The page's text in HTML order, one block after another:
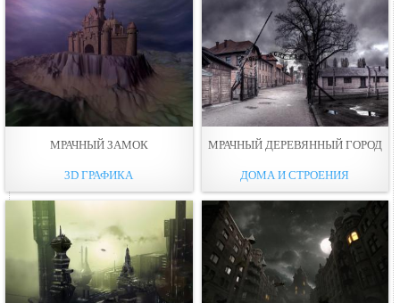
МРАЧНЫЙ ЗАМОК
3D ГРАФИКА
МРАЧНЫЙ ДЕРЕВЯННЫЙ ГОРОД
ДОМА И СТРОЕНИЯ